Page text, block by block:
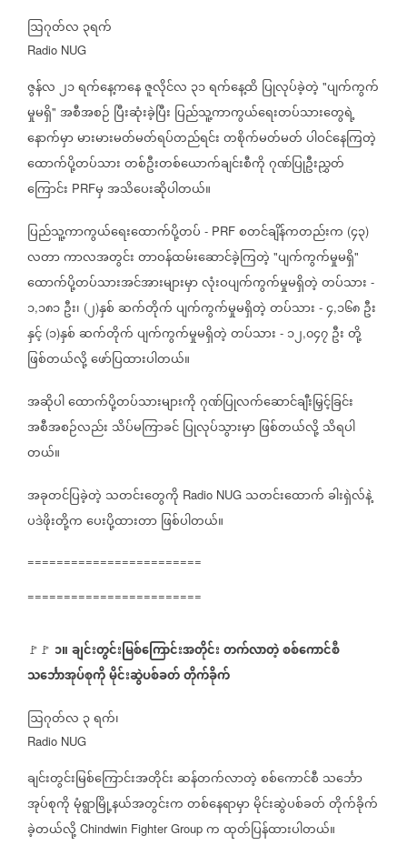
ဩဂုတ်လ ၃ရက်
Radio NUG
ဇွန်လ၂၁ရက်နေ့ကနေဇူလိုင်လ ၃၁ရက်နေ့ထိ ပြုလုပ်ခဲ့တဲ့ "ပျက်ကွက်
မှုမရှိ" အစီအစဉ် ပြီးဆုံးခဲ့ပြီး ပြည်သူ့ကာကွယ်ရေးတပ်သားတွေရဲ့
နောက်မှာမားမားမတ်မတ်ရပ်တည်ရင်းတစိုက်မတ်မတ်ပါဝင်‌နေကြတဲ့
ထောက်ပို့တပ်သားတစ်ဦးတစ်ယောက်ချင်းစီကိုဂုဏ်ပြုဦးညွှတ်
ကြောင်း PRFမှအသိပေးဆိုပါတယ်။
ပြည်သူ့ကာကွယ်ရေးထောက်ပို့တပ် - PRF စတင်ချိန်ကတည်းက (၄၃)
လတာကာလအတွင်းတာဝန်ထမ်းဆောင်ခဲ့ကြတဲ့ "ပျက်ကွက်မှုမရှိ"
ထောက်ပို့တပ်သားအင်အားများမှာလုံးဝပျက်ကွက်မှုမရှိတဲ့တပ်သား -
၁,၁၈၁ဦး၊ (၂)နှစ်ဆက်တိုက်ပျက်ကွက်မှုမရှိတဲ့တပ်သား - ၄,၁၆၈ဦး
နှင့် (၁)နှစ်ဆက်တိုက်ပျက်ကွက်မှုမရှိတဲ့တပ်သား - ၁၂,၀၄၇ဦးတို့
ဖြစ်တယ်လို့ဖော်ပြထားပါတယ်။
အဆိုပါထောက်ပို့တပ်သားများကိုဂုဏ်ပြုလက်ဆောင်ချီးမြှင့်ခြင်း
အစီအစဉ်လည်း သိပ်မကြာခင်ပြုလုပ်သွားမှာဖြစ်တယ်လို့သိရပါ
တယ်။
အခုတင်ပြခဲ့တဲ့ သတင်းတွေကို Radio NUG သတင်းထောက်ခါးရှဲလ်နဲ့
ပဒဲဖိုးတို့ကပေးပို့ထားတာဖြစ်ပါတယ်။
========================
========================
🚩🚩 ၁။ချင်းတွင်းမြစ်ကြောင်းအတိုင်းတက်လာတဲ့စစ်ကောင်စီ
သင်္ဘောအုပ်စုကိုမိုင်းဆွဲပစ်ခတ်တိုက်ခိုက်
ဩဂုတ်လ ၃ရက်၊
Radio NUG
ချင်းတွင်းမြစ်ကြောင်းအတိုင်းဆန်တက်လာတဲ့စစ်ကောင်စီ သင်္ဘော
အုပ်စုကိုမုံရွာမြို့နယ်အတွင်းကတစ်နေရာမှာမိုင်းဆွဲပစ်ခတ်တိုက်ခိုက်
ခဲ့တယ်လို့ Chindwin Fighter Group ကထုတ်ပြန်ထားပါတယ်။